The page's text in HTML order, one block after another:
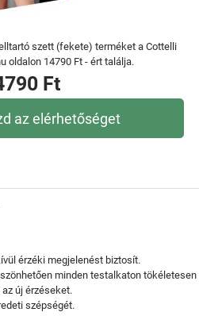
szett (fekete) terméket a Cottelli
oldalon 14790 Ft - ért találja.
Ft
az elérhetőséget
érzéki megjelenést biztosít.
minden testalkaton
új érzéseket.
szépségét.